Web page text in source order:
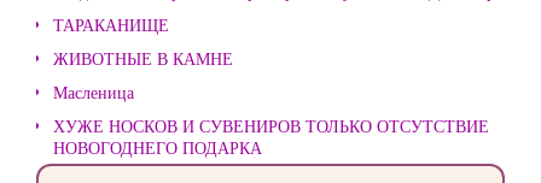
ТАРАКАНИЩЕ
ЖИВОТНЫЕ В КАМНЕ
Масленица
ХУЖЕ НОСКОВ И СУВЕНИРОВ ТОЛЬКО ОТСУТСТВИЕ
НОВОГОДНЕГО ПОДАРКА